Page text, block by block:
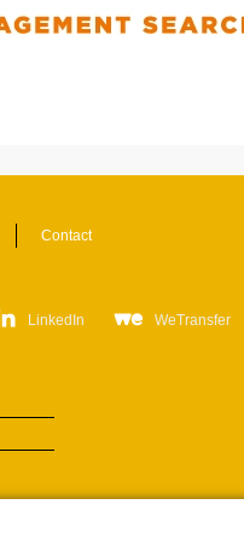
Contact
LinkedIn WeTransfer